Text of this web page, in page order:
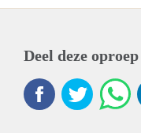
Deel deze